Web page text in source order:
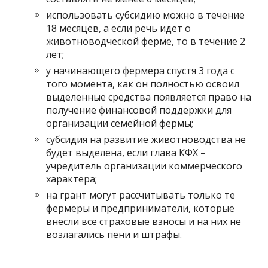
использовать субсидию можно в течение
18 месяцев, а если речь идет о
животноводческой ферме, то в течение 2
лет;
у начинающего фермера спустя 3 года с
того момента, как он полностью освоил
выделенные средства появляется право на
получение финансовой поддержки для
организации семейной фермы;
субсидия на развитие животноводства не
будет выделена, если глава КФХ –
учредитель организации коммерческого
характера;
на грант могут рассчитывать только те
фермеры и предприниматели, которые
внесли все страховые взносы и на них не
возлагались пени и штрафы.